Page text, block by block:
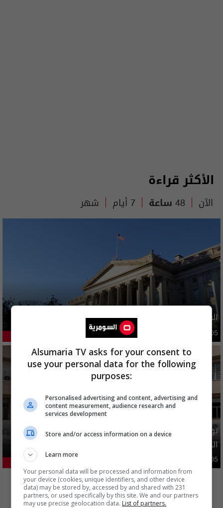
الأكثر قراءة
الآن 48 ساعة 7 أيام شهر
الولايات المتحدة تعلن رفع عقوبات عن ايران
10:10 | 2026-08-05
توضيح رسمي بشأن إلغاء شمول فئات من المستفيدين بإعانة
الحماية الاجتماعية
محليات 05:43 | 2026-08-05
المزيد
Alsumaria TV asks for your consent to
use your personal data for the following
purposes:
Personalised advertising and content, advertising and
content measurement, audience research and
services development
Store and/or access information on a device
Learn more
Your personal data will be processed and information from
your device (cookies, unique identifiers, and other device
data) may be stored by, accessed by and shared with 231
partners, or used specifically by this site. We and our partners
may use precise geolocation data. List of partners.